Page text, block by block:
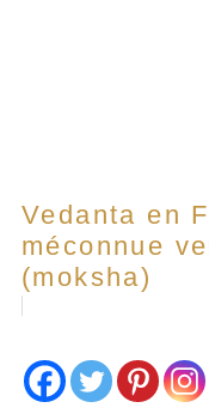
Vedanta en
méconnue
(moksha)